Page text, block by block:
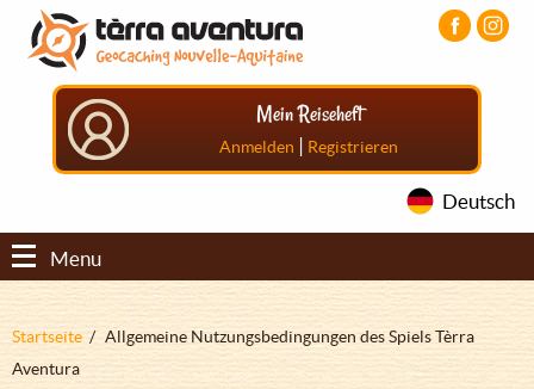
Direkt
zum
Inhalt
Aller
menu
principal
Aller
pied
Mein Reiseheft
Anmelden | Registrieren
Deutsch
Menu
Pfadnavigation
Startseite
Allgemeine Nutzungsbedingungen des Spiels Tèrra
Aventura